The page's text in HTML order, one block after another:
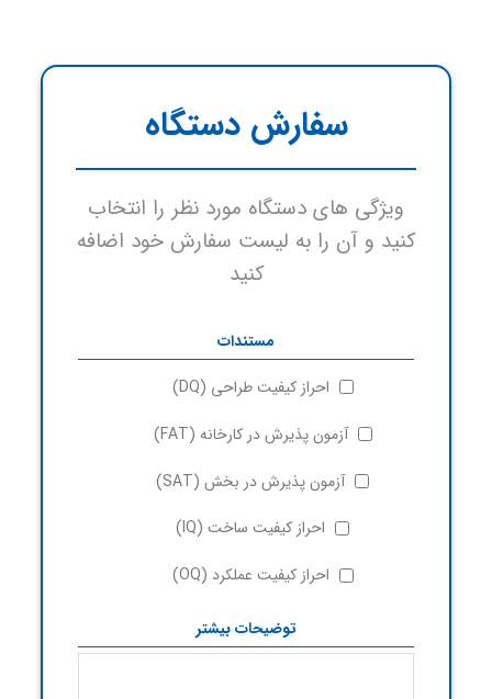
سفارش دستگاه
ویژگی های دستگاه مورد نظر را انتخاب
کنید و آن را به لیست سفارش خود اضافه
کنید
مستندات
احراز کیفیت طراحی (DQ)
آزمون پذیرش در کارخانه (FAT)
آزمون پذیرش در بخش (SAT)
احراز کیفیت ساخت (IQ)
احراز کیفیت عملکرد (OQ)
توضیحات بیشتر